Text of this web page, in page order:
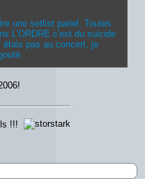
une setlist pariel. Toutes
L'ORDRE c'est du suicide
étais pas au concert, je
!!!